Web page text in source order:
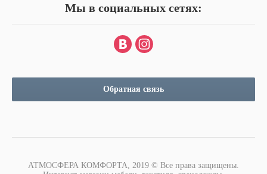
Мы в социальных сетях:
Обратная связь
АТМОСФЕРА КОМФОРТА, 2019 © Все права защищены.